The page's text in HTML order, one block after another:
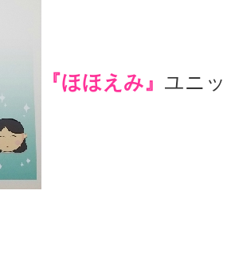
『ほほえみ』 ユニ